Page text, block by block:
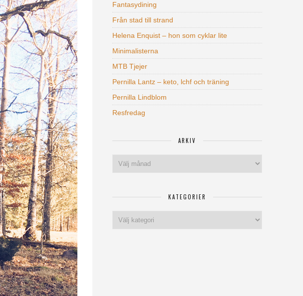
Fantasydining
Från stad till strand
Helena Enquist – hon som cyklar lite
Minimalisterna
MTB Tjejer
Pernilla Lantz – keto, lchf och träning
Pernilla Lindblom
Resfredag
ARKIV
KATEGORIER